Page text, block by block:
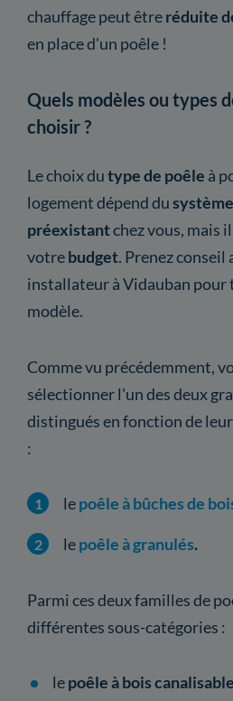
chauffage peut êtreréduite
en place d'un poêle !
Quels modèles ou types
choisir ?
Le choix dutypede poêle à
logement dépend du
préexistantchez vous, mais
votrebudget. Prenez conseil
installateur à Vidauban pour
modèle.
Comme vu précédemment,
sélectionner l'un des deux
distingués en fonction de
:
lepoêle à bûches de
lepoêle à granulés.
Parmi ces deux familles de
différentes sous-catégories :
lepoêle à bois canalisable